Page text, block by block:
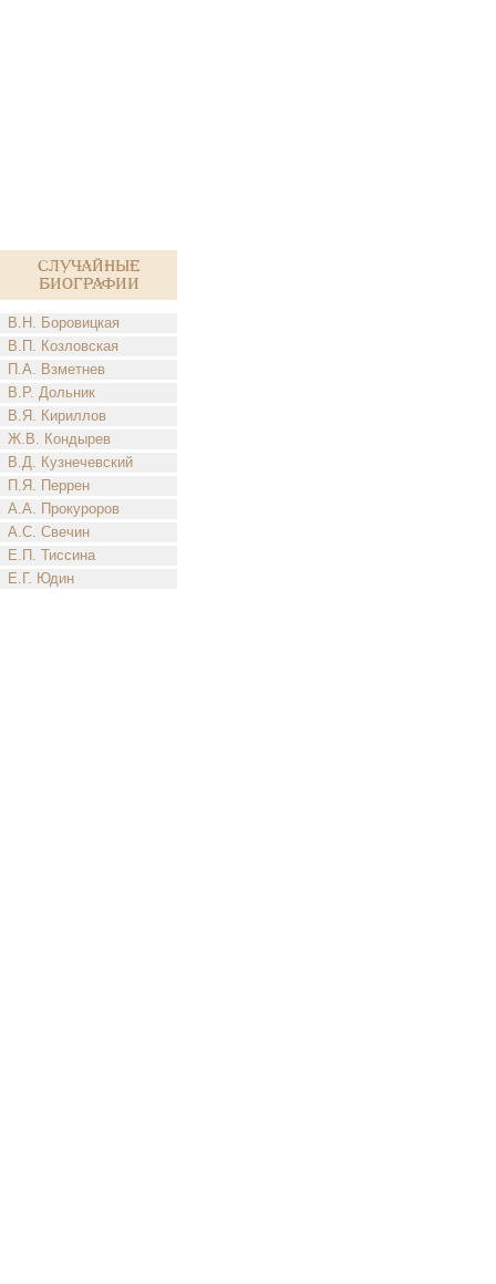
Случайные
биографии
В.Н. Боровицкая
В.П. Козловская
П.А. Взметнев
В.Р. Дольник
В.Я. Кириллов
Ж.В. Кондырев
В.Д. Кузнечевский
П.Я. Перрен
А.А. Прокуроров
А.С. Свечин
Е.П. Тиссина
Е.Г. Юдин